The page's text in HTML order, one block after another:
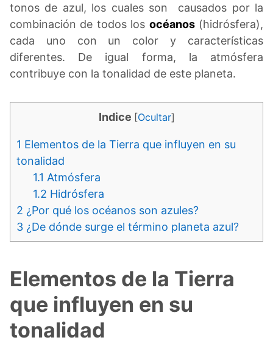
tonos de azul, los cuales son causados por la
combinación de todos los océanos(hidrósfera),
cada uno con un color y características
diferentes. De igual forma, la atmósfera
contribuye con la tonalidad de este planeta.
Indice [Ocultar]
1 Elementos de la Tierra que influyen en su
tonalidad
1.1 Atmósfera
1.2 Hidrósfera
2 ¿Por qué los océanos son azules?
3 ¿De dónde surge el término planeta azul?
Elementos de la Tierra
que influyen en su
tonalidad